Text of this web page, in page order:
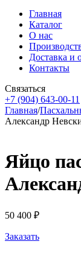
Главная
Каталог
О нас
Доставка и
Контакты
Связаться
+7 (904) 643-00-11
Главная/
Александр
Яйцо
50 400 ₽
Заказать